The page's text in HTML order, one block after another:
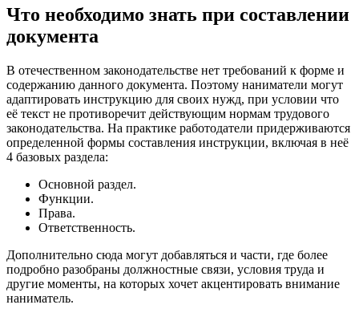
Что необходимо знать при составлении
документа
В отечественном законодательстве нет требований к форме и
содержанию данного документа. Поэтому наниматели могут
адаптировать инструкцию для своих нужд, при условии что
её текст не противоречит действующим нормам трудового
законодательства. На практике работодатели придерживаются
определенной формы составления инструкции, включая в неё
4 базовых раздела:
Основной раздел.
Функции.
Права.
Ответственность.
Дополнительно сюда могут добавляться и части, где более
подробно разобраны должностные связи, условия труда и
другие моменты, на которых хочет акцентировать внимание
наниматель.